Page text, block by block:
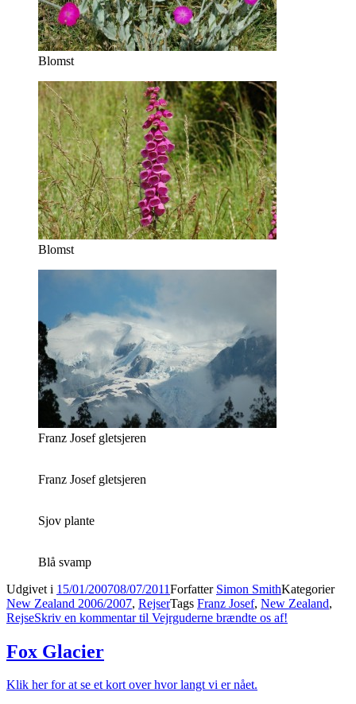
Blomst
Blomst
Franz Josef gletsjeren
Franz Josef gletsjeren
Sjov plante
Blå svamp
Udgivet i 15/01/200708/07/2011Forfatter Simon SmithKategorier
New Zealand 2006/2007, RejserTags Franz Josef, New Zealand,
RejseSkriv en kommentartil Vejrguderne brændte os af!
Fox Glacier
Klik her for at se et kort over hvor langt vi er nået.